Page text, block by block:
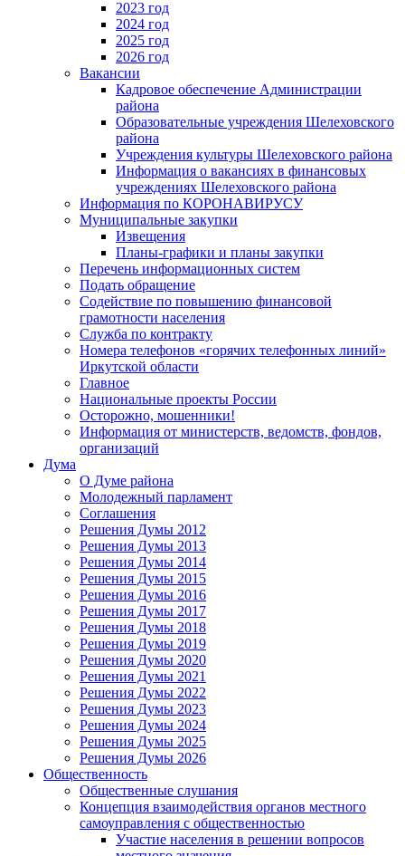
2023 год
2024 год
2025 год
2026 год
Вакансии
Кадровое обеспечение Администрации
района
Образовательные учреждения Шелеховского
района
Учреждения культуры Шелеховского района
Информация о вакансиях в финансовых
учреждениях Шелеховского района
Информация по КОРОНАВИРУСУ
Муниципальные закупки
Извещения
Планы-графики и планы закупки
Перечень информационных систем
Подать обращение
Содействие по повышению финансовой
грамотности населения
Служба по контракту
Номера телефонов «горячих телефонных линий»
Иркутской области
Главное
Национальные проекты России
Осторожно, мошенники!
Информация от министерств, ведомств, фондов,
организаций
Дума
О Думе района
Молодежный парламент
Соглашения
Решения Думы 2012
Решения Думы 2013
Решения Думы 2014
Решения Думы 2015
Решения Думы 2016
Решения Думы 2017
Решения Думы 2018
Решения Думы 2019
Решения Думы 2020
Решения Думы 2021
Решения Думы 2022
Решения Думы 2023
Решения Думы 2024
Решения Думы 2025
Решения Думы 2026
Общественность
Общественные слушания
Концепция взаимодействия органов местного
самоуправления с общественностью
Участие населения в решении вопросов